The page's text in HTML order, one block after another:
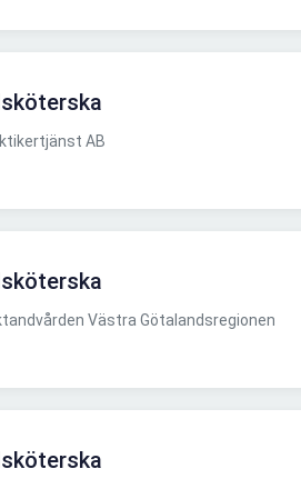
AB
Västra Götalandsregionen